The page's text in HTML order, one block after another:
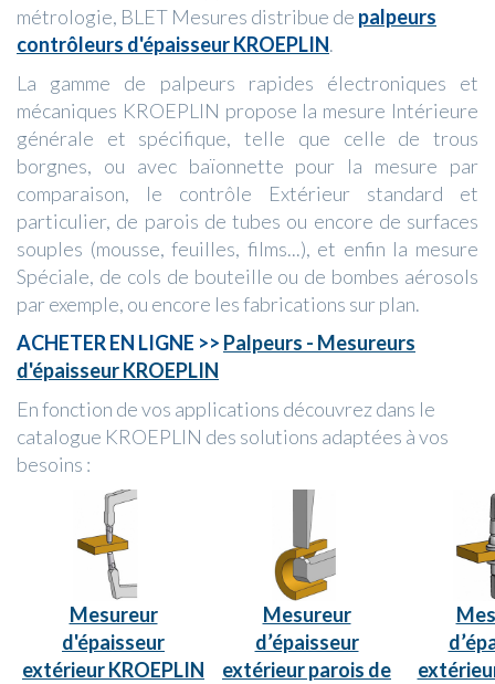
métrologie, BLET Mesures distribue de palpeurs
contrôleurs d'épaisseur KROEPLIN.
La gamme de palpeurs rapides électroniques et
mécaniques KROEPLIN propose la mesure Intérieure
générale et spécifique, telle que celle de trous
borgnes, ou avec baïonnette pour la mesure par
comparaison, le contrôle Extérieur standard et
particulier, de parois de tubes ou encore de surfaces
souples (mousse, feuilles, films...), et enfin la mesure
Spéciale, de cols de bouteille ou de bombes aérosols
par exemple, ou encore les fabrications sur plan.
ACHETER EN LIGNE >> Palpeurs - Mesureurs
d'épaisseur KROEPLIN
En fonction de vos applications découvrez dans le
catalogue KROEPLIN des solutions adaptées à vos
besoins :
Mesureur
d'épaisseur
extérieur KROEPLIN
Mesureur
d’épaisseur
extérieur parois de